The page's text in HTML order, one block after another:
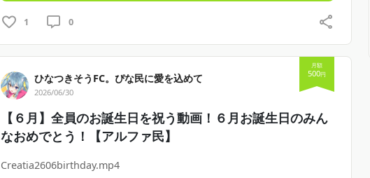
1 0
ひなつきそうFC。ぴな民に愛を込めて
2026/06/30
月額
500円
【６月】全員のお誕生日を祝う動画！６月お誕生日のみん
なおめでとう！【アルファ民】
Creatia2606birthday.mp4